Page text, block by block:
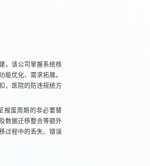
，该公司掌握系统核
优化、需求拓展。
，医院的防违规统方
报废周期的非必要替
数据迁移整合等额外
过程中的丢失、错误